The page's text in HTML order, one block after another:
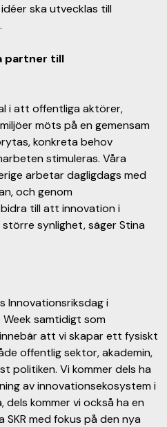
ska utvecklas till
partner till
i att offentliga aktörer,
möts på en gemensam
konkreta behov
stimuleras. Våra
arbetar dagligdags med
och genom
till att innovation i
synlighet, säger Stina
Innovationsriksdag i
samtidigt som
att vi skapar ett fysiskt
offentlig sektor, akademin,
politiken. Vi kommer dels ha
av innovationsekosystem i
dels kommer vi också ha en
med fokus på den nya